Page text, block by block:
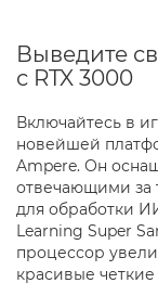
Выведите
с RTX 3000
Включайтесь в
новейшей
Ampere. Он
отвечающими за
для обработки
Learning Super
процессор
красивые